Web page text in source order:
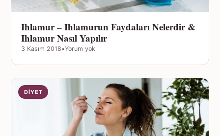
Ihlamur – Ihlamurun Faydaları Nelerdir &
Ihlamur Nasıl Yapılır
3 Kasım 2018•Yorum yok
DIYET